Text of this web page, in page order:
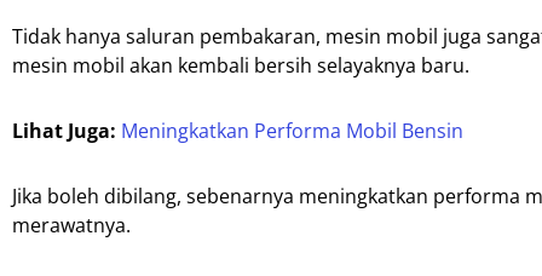
Tidak hanya saluran pembakaran, mesin mobil juga
mesin mobil akan kembali bersih selayaknya baru.
Lihat Juga: Meningkatkan Performa Mobil Bensin
Jika boleh dibilang, sebenarnya meningkatkan performa
merawatnya.